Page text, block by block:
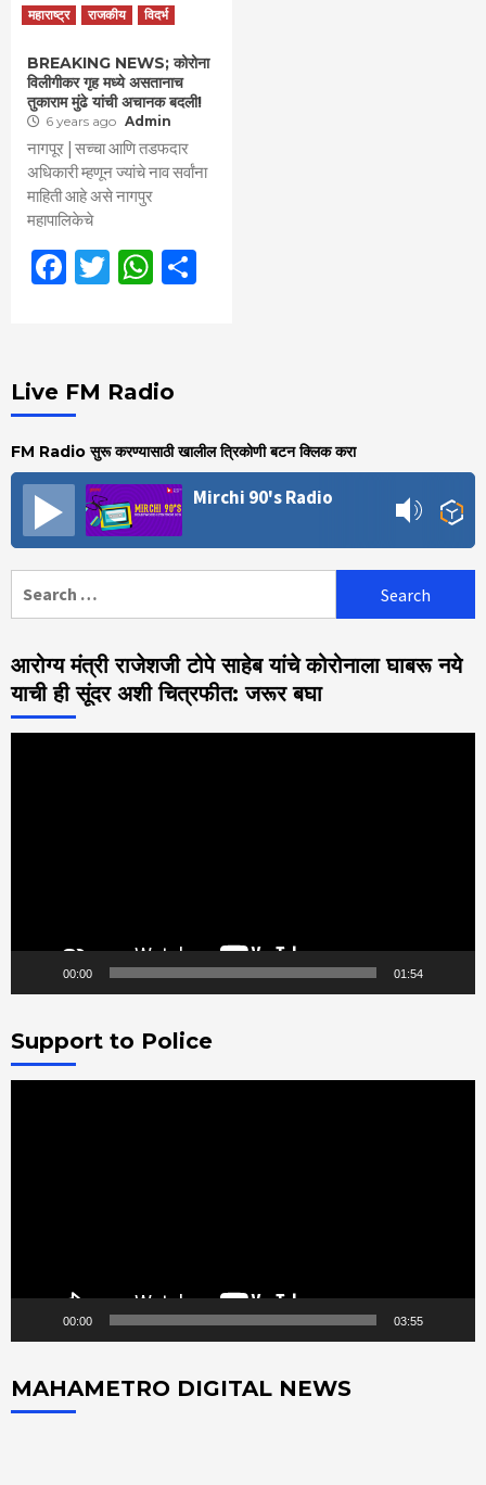
महाराष्ट्र
राजकीय विदर्भ
BREAKING NEWS; कोरोना
विलीगीकर गृह मध्ये असतानाच
तुकाराम मुंढे यांची अचानक बदली!
6 years ago Admin
नागपूर | सच्चा आणि तडफदार
अधिकारी म्हणून ज्यांचे नाव सर्वांना
माहिती आहे असे नागपुर
महापालिकेचे
Facebook
TwitterWhatsApp
Live FM Radio
FM Radio सुरू करण्यासाठी खालील त्रिकोणी बटन क्लिक करा
Mirchi 90's Radio
आरोग्य मंत्री राजेशजी टोपे साहेब यांचे कोरोनाला घाबरू नये
याची ही सूंदर अशी चित्रफीत: जरूर बघा
00:00 01:54
Support to Police
00:00 03:55
MAHAMETRO DIGITAL NEWS